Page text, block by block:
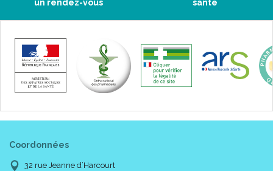
un rendez-vous
santé
Coordonnées
32 rue Jeanne d’Harcourt